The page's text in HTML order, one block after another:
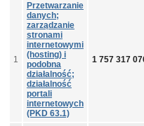
1
Przetwarzanie
danych;
zarządzanie
stronami
internetowymi
(hosting) i
podobna
działalność;
działalność
portali
internetowych
(PKD 63.1)
1 757 317